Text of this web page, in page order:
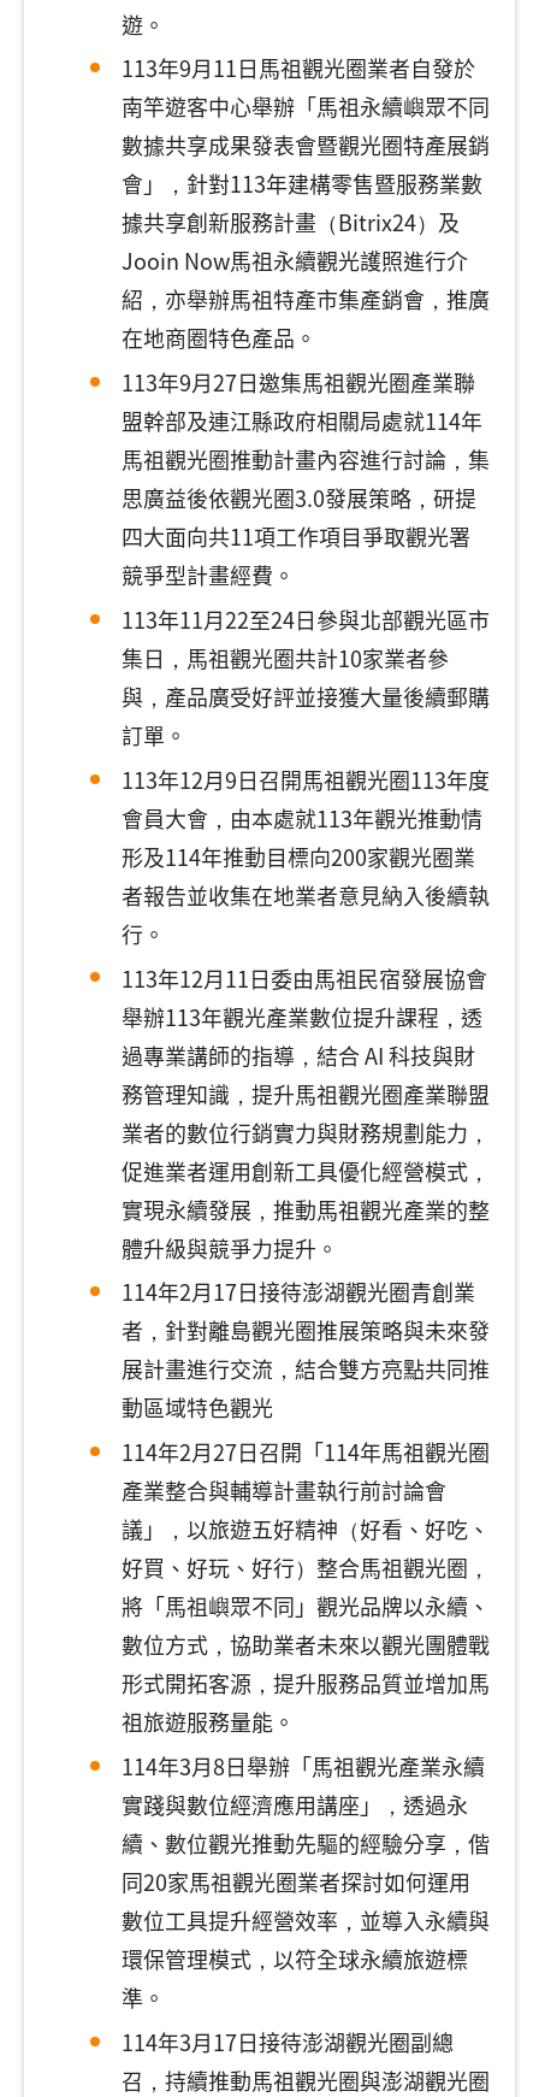
遊。
113年9月11日馬祖觀光圈業者自發於
南竿遊客中心舉辦「馬祖永續嶼眾不同
數據共享成果發表會暨觀光圈特產展銷
會」，針對113年建構零售暨服務業數
據共享創新服務計畫（Bitrix24）及
Jooin Now馬祖永續觀光護照進行介
紹，亦舉辦馬祖特產市集產銷會，推廣
在地商圈特色產品。
113年9月27日邀集馬祖觀光圈產業聯
盟幹部及連江縣政府相關局處就114年
馬祖觀光圈推動計畫內容進行討論，集
思廣益後依觀光圈3.0發展策略，研提
四大面向共11項工作項目爭取觀光署
競爭型計畫經費。
113年11月22至24日參與北部觀光區市
集日，馬祖觀光圈共計10家業者參
與，產品廣受好評並接獲大量後續郵購
訂單。
113年12月9日召開馬祖觀光圈113年度
會員大會，由本處就113年觀光推動情
形及114年推動目標向200家觀光圈業
者報告並收集在地業者意見納入後續執
行。
113年12月11日委由馬祖民宿發展協會
舉辦113年觀光產業數位提升課程，透
過專業講師的指導，結合 AI 科技與財
務管理知識，提升馬祖觀光圈產業聯盟
業者的數位行銷實力與財務規劃能力，
促進業者運用創新工具優化經營模式，
實現永續發展，推動馬祖觀光產業的整
體升級與競爭力提升。
114年2月17日接待澎湖觀光圈青創業
者，針對離島觀光圈推展策略與未來發
展計畫進行交流，結合雙方亮點共同推
動區域特色觀光
114年2月27日召開「114年馬祖觀光圈
產業整合與輔導計畫執行前討論會
議」，以旅遊五好精神（好看、好吃、
好買、好玩、好行）整合馬祖觀光圈，
將「馬祖嶼眾不同」觀光品牌以永續、
數位方式，協助業者未來以觀光團體戰
形式開拓客源，提升服務品質並增加馬
祖旅遊服務量能。
114年3月8日舉辦「馬祖觀光產業永續
實踐與數位經濟應用講座」，透過永
續、數位觀光推動先驅的經驗分享，偕
同20家馬祖觀光圈業者探討如何運用
數位工具提升經營效率，並導入永續與
環保管理模式，以符全球永續旅遊標
準。
114年3月17日接待澎湖觀光圈副總
召，持續推動馬祖觀光圈與澎湖觀光圈